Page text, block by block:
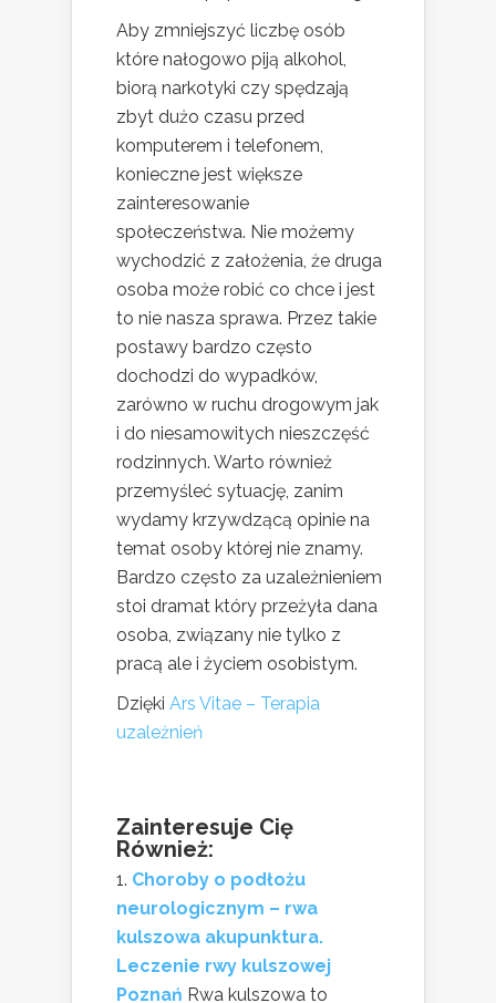
Aby zmniejszyć liczbę osób
które nałogowo piją alkohol,
biorą narkotyki czy spędzają
zbyt dużo czasu przed
komputerem i telefonem,
konieczne jest większe
zainteresowanie
społeczeństwa. Nie możemy
wychodzić z założenia, że druga
osoba może robić co chce i jest
to nie nasza sprawa. Przez takie
postawy bardzo często
dochodzi do wypadków,
zarówno w ruchu drogowym jak
i do niesamowitych nieszczęść
rodzinnych. Warto również
przemyśleć sytuację, zanim
wydamy krzywdzącą opinie na
temat osoby której nie znamy.
Bardzo często za uzależnieniem
stoi dramat który przeżyła dana
osoba, związany nie tylko z
pracą ale i życiem osobistym.
Dzięki Ars Vitae – Terapia
uzależnień
Zainteresuje Cię
Również:
Choroby o podłożu
neurologicznym – rwa
kulszowa akupunktura.
Leczenie rwy kulszowej
Poznań Rwa kulszowa to